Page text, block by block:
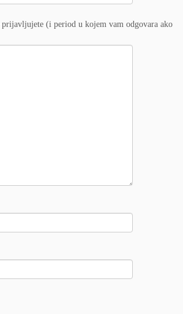
(i period u kojem vam odgovara ako